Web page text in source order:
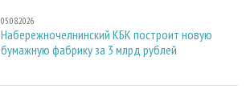
05.08.2026
Набережночелнинский КБК построит новую
бумажную фабрику за 3 млрд рублей